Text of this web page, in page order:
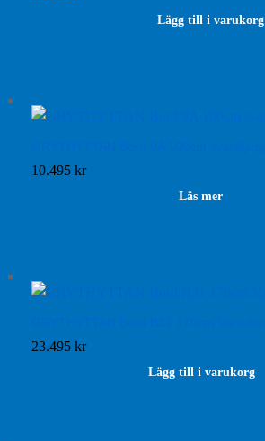
Lägg till i varukorg
10.495 kr
Läs mer
23.495 kr
Lägg till i varukorg